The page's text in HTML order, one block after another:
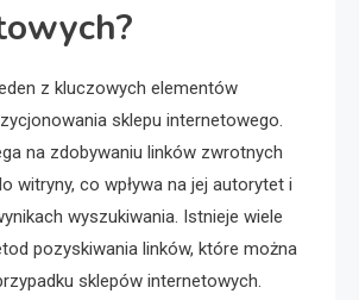
z kluczowych elementów
sklepu internetowego.
na zdobywaniu linków zwrotnych
witryny, co wpływa na jej autorytet i
wyszukiwania. Istnieje wiele
pozyskiwania linków, które można
sklepów internetowych.